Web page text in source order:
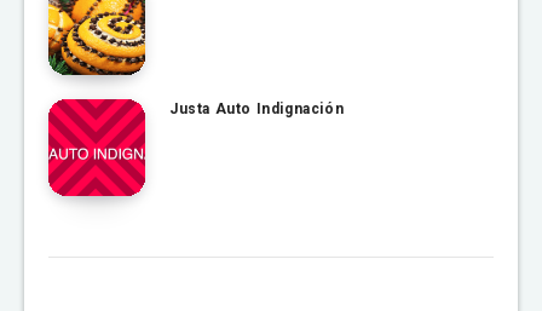
Justa Auto Indignación